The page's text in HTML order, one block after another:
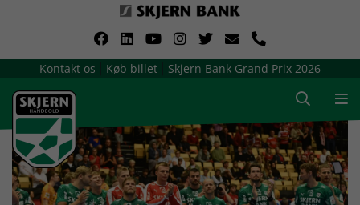
Kontakt os Køb billet Skjern Bank Grand Prix 2026
Om Skjern Håndbold
Ligatruppen
Sponsorer